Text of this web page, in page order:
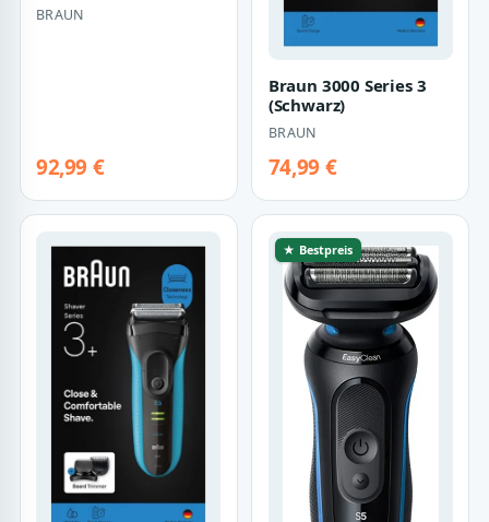
BRAUN
92,99 €
Braun 3000 Series 3
(Schwarz)
BRAUN
74,99 €
★ Bestpreis